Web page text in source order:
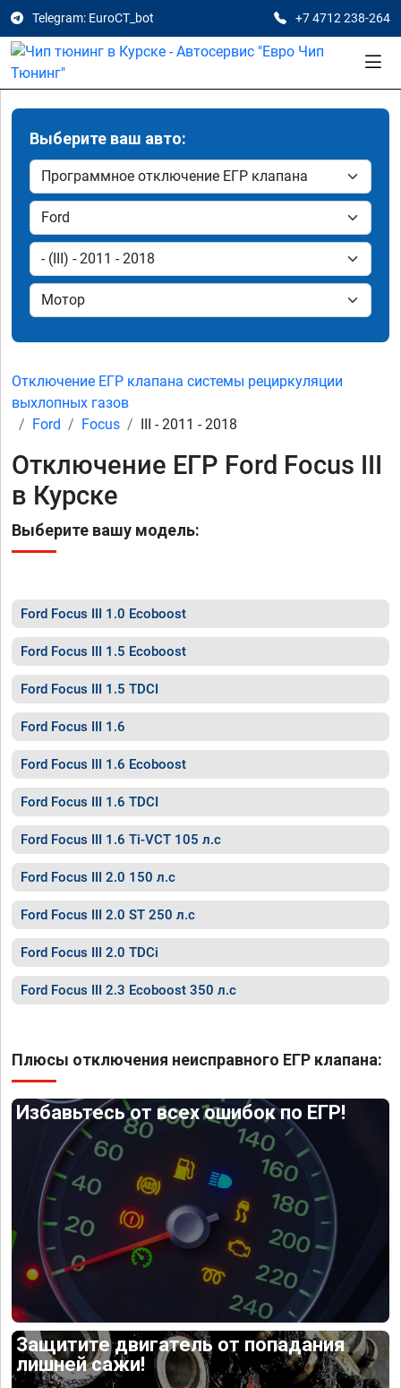
Telegram: EuroCT_bot +7 4712 238-264
Выберите ваш авто:
Отключение ЕГР клапана системы рециркуляции
выхлопных газов
Ford
Focus III - 2011 - 2018
Отключение ЕГР Ford Focus III
в Курске
Выберите вашу модель:
Ford Focus III 1.0 Ecoboost
Ford Focus III 1.5 Ecoboost
Ford Focus III 1.5 TDCI
Ford Focus III 1.6
Ford Focus III 1.6 Ecoboost
Ford Focus III 1.6 TDCI
Ford Focus III 1.6 Ti-VCT 105 л.с
Ford Focus III 2.0 150 л.с
Ford Focus III 2.0 ST 250 л.с
Ford Focus III 2.0 TDCi
Ford Focus III 2.3 Ecoboost 350 л.с
Плюсы отключения неисправного ЕГР клапана:
Избавьтесь от всех ошибок по ЕГР!
Защитите двигатель от попадания
лишней сажи!